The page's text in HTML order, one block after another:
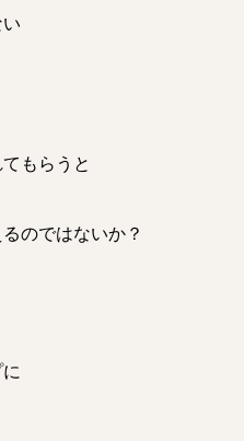
もらうと
のではないか？